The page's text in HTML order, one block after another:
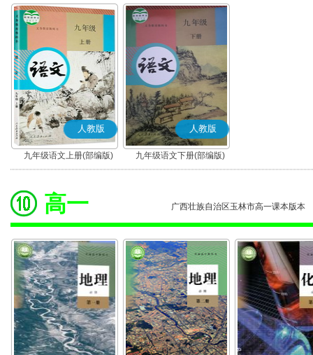
人教版
九年级语文上册(部编版)
人教版
九年级语文下册(部编版)
高一 广西壮族自治区玉林市高一课本版本